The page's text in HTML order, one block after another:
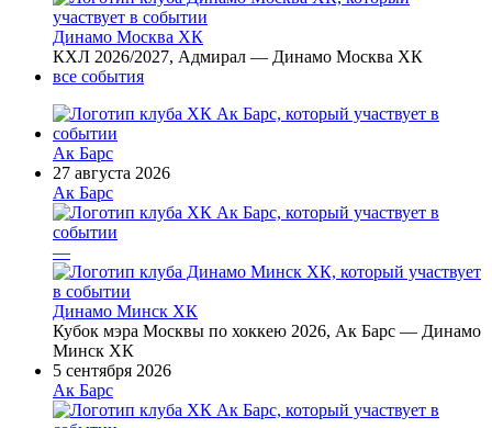
Динамо Москва ХК
КХЛ 2026/2027, Адмирал — Динамо Москва ХК
все события
Ак Барс
27 августа 2026
Ак Барс
—
Динамо Минск ХК
Кубок мэра Москвы по хоккею 2026, Ак Барс — Динамо
Минск ХК
5 сентября 2026
Ак Барс